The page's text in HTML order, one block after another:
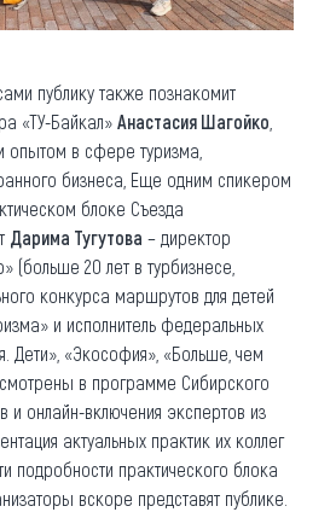
публику также познакомит
«ТУ-Байкал» Анастасия Шагойко
в сфере туризма,
бизнеса, Еще одним спикером
блоке Съезда
Дарима Тугутова – директор
(больше 20 лет в турбизнесе,
конкурса маршрутов для детей
и исполнитель федеральных
Дети», «Экософия», «Больше, чем
в программе Сибирского
и онлайн-включения экспертов из
актуальных практик их коллег
подробности практического блока
вскоре представят публике.